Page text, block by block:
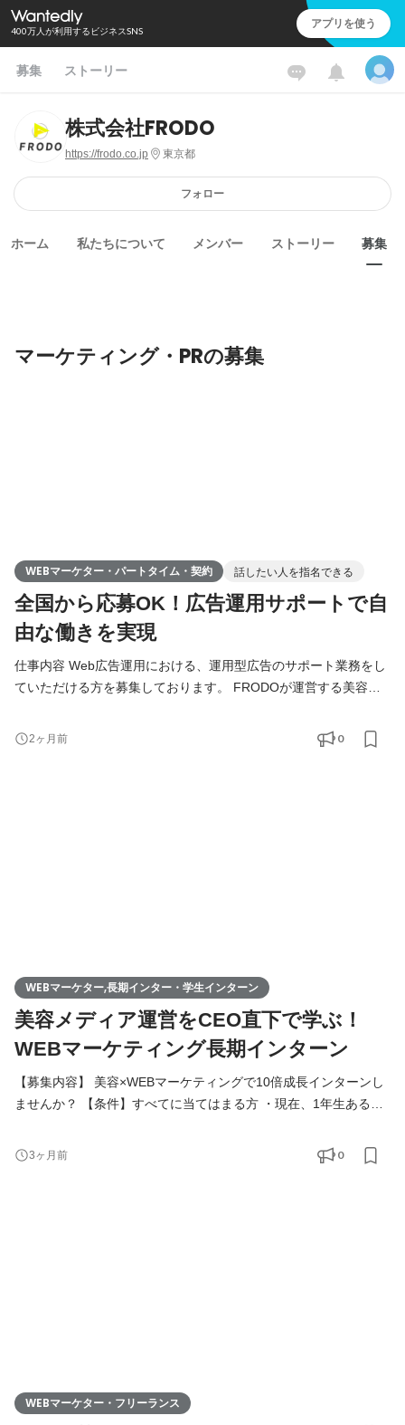
400万人が利用するビジネスSNS アプリを使う
募集 ストーリー
株式会社FRODO
https://frodo.co.jp 東京都
フォロー
ホーム 私たちについて メンバー ストーリー 募集
マーケティング・PRの募集
WEBマーケター・パートタイム・契約 話したい人を指名できる
全国から応募OK！広告運用サポートで自
由な働きを実現
仕事内容 Web広告運用における、運用型広告のサポート業務をし
ていただける方を募集しております。 FRODOが運営する美容・
集客のお手伝いをお願いします。 具体的には、Meta・TikTok・
LINE広告などを活用した比較記事への広告流入設計、入稿作業、
2ヶ月前 0
WEBマーケター,長期インター・学生インターン
美容メディア運営をCEO直下で学ぶ！
WEBマーケティング長期インターン
【募集内容】 美容×WEBマーケティングで10倍成長インターンし
ませんか？ 【条件】すべてに当てはまる方 ・現在、1年生あるい
ィスに出社できる ・ただ、マーケティングを学ぶのではなく、結
果まで出したい方 ・やり切ること、素直に学ぶことに抵抗感がな
3ヶ月前 0
WEBマーケター・フリーランス